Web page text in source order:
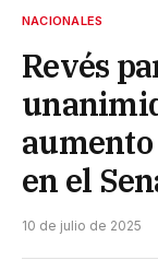
NACIONALES
Revés
en el
10 de julio de 2025